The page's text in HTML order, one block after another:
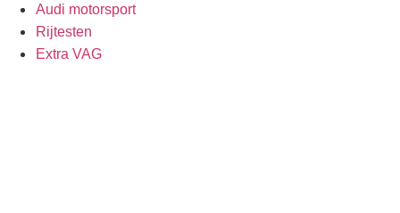
Audi motorsport
Rijtesten
Extra VAG